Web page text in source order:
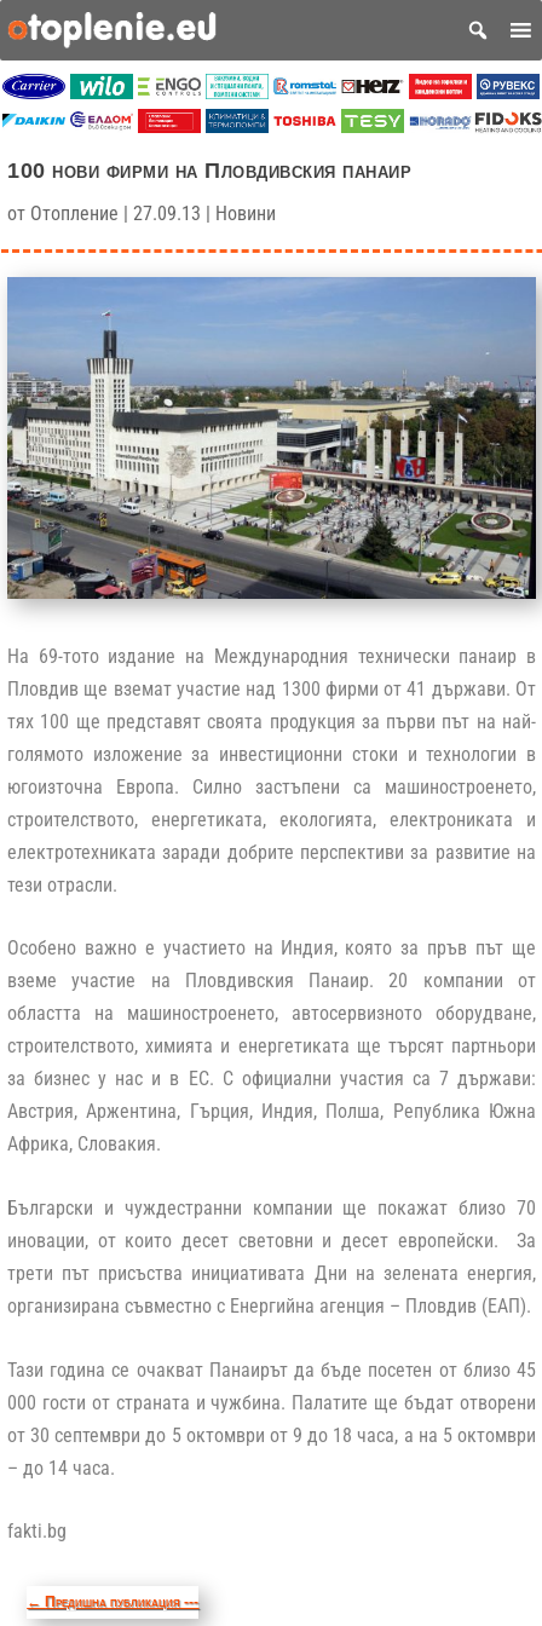
100 нови фирми на Пловдивския панаир
от Отопление | 27.09.13 | Новини
На 69-тото издание на Международния технически панаир в
Пловдив ще вземат участие над 1300 фирми от 41 държави. От
тях 100 ще представят своята продукция за първи път на най-
голямото изложение за инвестиционни стоки и технологии в
югоизточна Европа. Силно застъпени са машиностроенето,
строителството, енергетиката, екологията, електрониката и
електротехниката заради добрите перспективи за развитие на
тези отрасли.
Особено важно е участието на Индия, която за пръв път ще
вземе участие на Пловдивския Панаир. 20 компании от
областта на машиностроенето, автосервизното оборудване,
строителството, химията и енергетиката ще търсят партньори
за бизнес у нас и в ЕС. С официални участия са 7 държави:
Австрия, Аржентина, Гърция, Индия, Полша, Република Южна
Африка, Словакия.
Български и чуждестранни компании ще покажат близо 70
иновации, от които десет световни и десет европейски. За
трети път присъства инициативата Дни на зелената енергия,
организирана съвместно с Енергийна агенция – Пловдив (ЕАП).
Тази година се очакват Панаирът да бъде посетен от близо 45
000 гости от страната и чужбина. Палатите ще бъдат отворени
от 30 септември до 5 октомври от 9 до 18 часа, а на 5 октомври
– до 14 часа.
fakti.bg
← Предишна публикация ---